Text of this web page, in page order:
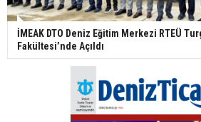
İMEAK DTO Deniz Eğitim Merkezi RTEÜ
Fakültesi’nde Açıldı